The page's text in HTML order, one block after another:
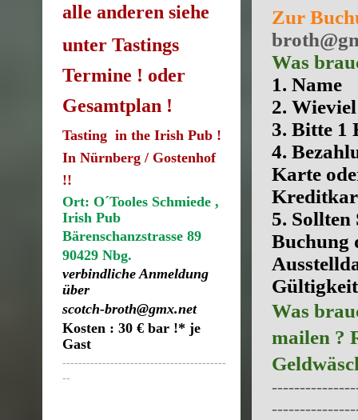
Zur
Was
1. Name
2.
3. Bitte 1
4.
Karte
5. Sollten
Buchung
Was
mailen ?
alle anderen siehe
unter Tastings
Termine ! oder
Gesamtplan !
Tasting in the Irish Pub !
In Nürnberg / Gostenhof
!!
Ort: O´Tooles Schmiede ,
Irish Pub
Bärenschanzstrasse 89
90429 Nbg.
verbindliche Anmeldung
über
scotch-broth@gmx.net
Kosten : 30 € bar !* je
Gast
-----------------------------------------
--